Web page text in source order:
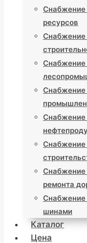
Снабжение
ресурсов
Снабжение
Снабжение
Снабжение
Снабжение
Снабжение
Снабжение
ремонта
Снабжение
шинами
Каталог
Цена